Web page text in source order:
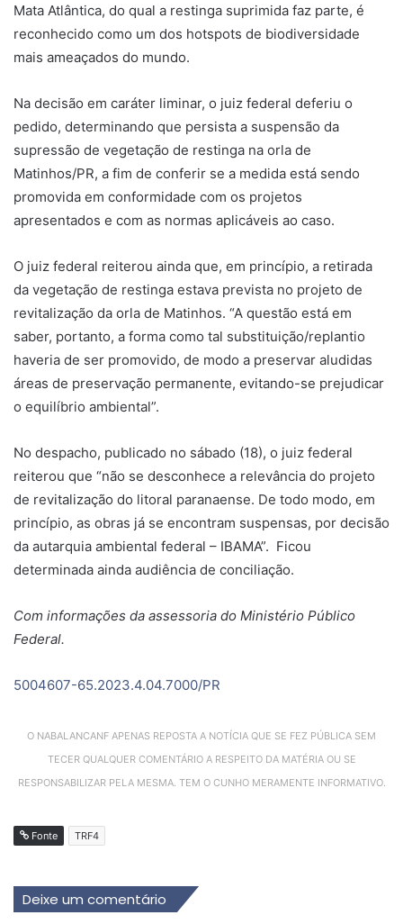
Mata Atlântica, do qual a restinga suprimida faz parte, é
reconhecido como um dos hotspots de biodiversidade
mais ameaçados do mundo.
Na decisão em caráter liminar, o juiz federal deferiu o
pedido, determinando que persista a suspensão da
supressão de vegetação de restinga na orla de
Matinhos/PR, a fim de conferir se a medida está sendo
promovida em conformidade com os projetos
apresentados e com as normas aplicáveis ao caso.
O juiz federal reiterou ainda que, em princípio, a retirada
da vegetação de restinga estava prevista no projeto de
revitalização da orla de Matinhos. “A questão está em
saber, portanto, a forma como tal substituição/replantio
haveria de ser promovido, de modo a preservar aludidas
áreas de preservação permanente, evitando-se prejudicar
o equilíbrio ambiental”.
No despacho, publicado no sábado (18), o juiz federal
reiterou que “não se desconhece a relevância do projeto
de revitalização do litoral paranaense. De todo modo, em
princípio, as obras já se encontram suspensas, por decisão
da autarquia ambiental federal – IBAMA”. Ficou
determinada ainda audiência de conciliação.
Com informações da assessoria do Ministério Público
Federal.
5004607-65.2023.4.04.7000/PR
O NABALANCANF APENAS REPOSTA A NOTÍCIA QUE SE FEZ PÚBLICA SEM
TECER QUALQUER COMENTÁRIO A RESPEITO DA MATÉRIA OU SE
RESPONSABILIZAR PELA MESMA. TEM O CUNHO MERAMENTE INFORMATIVO.
Fonte TRF4
Deixe um comentário